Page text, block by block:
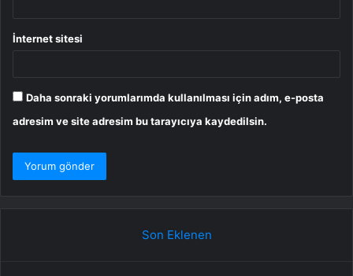
İnternet sitesi
Daha sonraki yorumlarımda kullanılması için adım, e-posta
adresim ve site adresim bu tarayıcıya kaydedilsin.
Son Eklenen